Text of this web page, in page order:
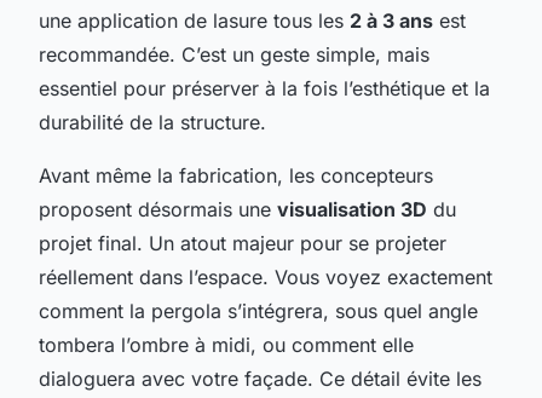
une application de lasure tous les 2 à 3 ans est
recommandée. C’est un geste simple, mais
essentiel pour préserver à la fois l’esthétique et la
durabilité de la structure.
Avant même la fabrication, les concepteurs
proposent désormais une visualisation 3D du
projet final. Un atout majeur pour se projeter
réellement dans l’espace. Vous voyez exactement
comment la pergola s’intégrera, sous quel angle
tombera l’ombre à midi, ou comment elle
dialoguera avec votre façade. Ce détail évite les